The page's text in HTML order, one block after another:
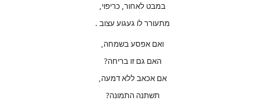
במבט לאחור, כריפוי,
מתעורר לו געגוע עצוב .
ואם אפסע בשמחה,
האם גם זו בריחה?
אם אכאב ללא דמעה,
תשתנה התמונה?